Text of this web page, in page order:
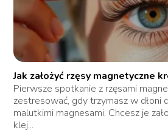
Jak założyć rzęsy magnetyczne
Pierwsze spotkanie z rzęsami
zestresować, gdy trzymasz w dłoni
malutkimi magnesami. Chcesz je
klej...